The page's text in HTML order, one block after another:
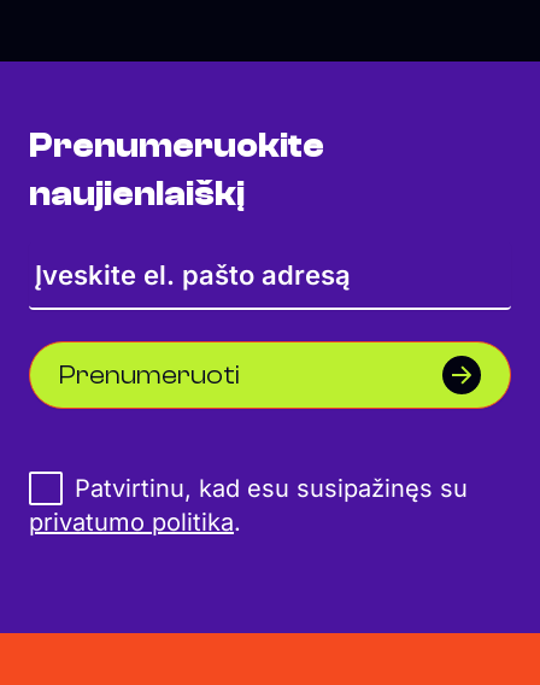
Prenumeruokite
naujienlaiškį
Prenumeruoti
Patvirtinu, kad esu susipažinęs su
privatumo politika.